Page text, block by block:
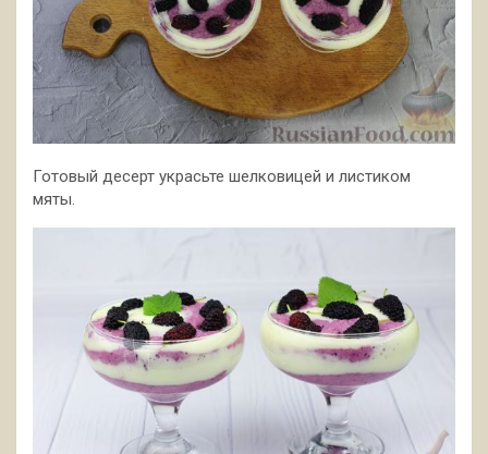
Готовый десерт украсьте шелковицей и листиком
мяты.